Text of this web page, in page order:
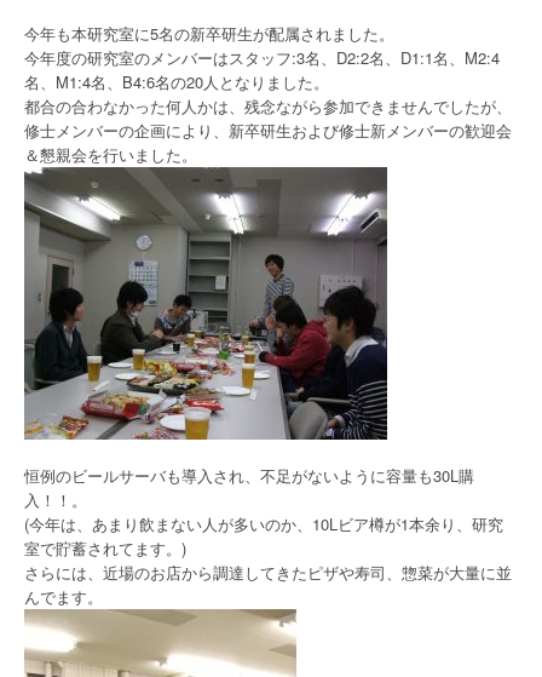
今年も本研究室に5名の新卒研生が配属されました。
今年度の研究室のメンバーはスタッフ:3名、D2:2名、D1:1名、M2:4
名、M1:4名、B4:6名の20人となりました。
都合の合わなかった何人かは、残念ながら参加できませんでしたが、
修士メンバーの企画により、新卒研生および修士新メンバーの歓迎会
＆懇親会を行いました。
恒例のビールサーバも導入され、不足がないように容量も30L購
入！！。
(今年は、あまり飲まない人が多いのか、10Lビア樽が1本余り、研究
室で貯蓄されてます。)
さらには、近場のお店から調達してきたピザや寿司、惣菜が大量に並
んでます。